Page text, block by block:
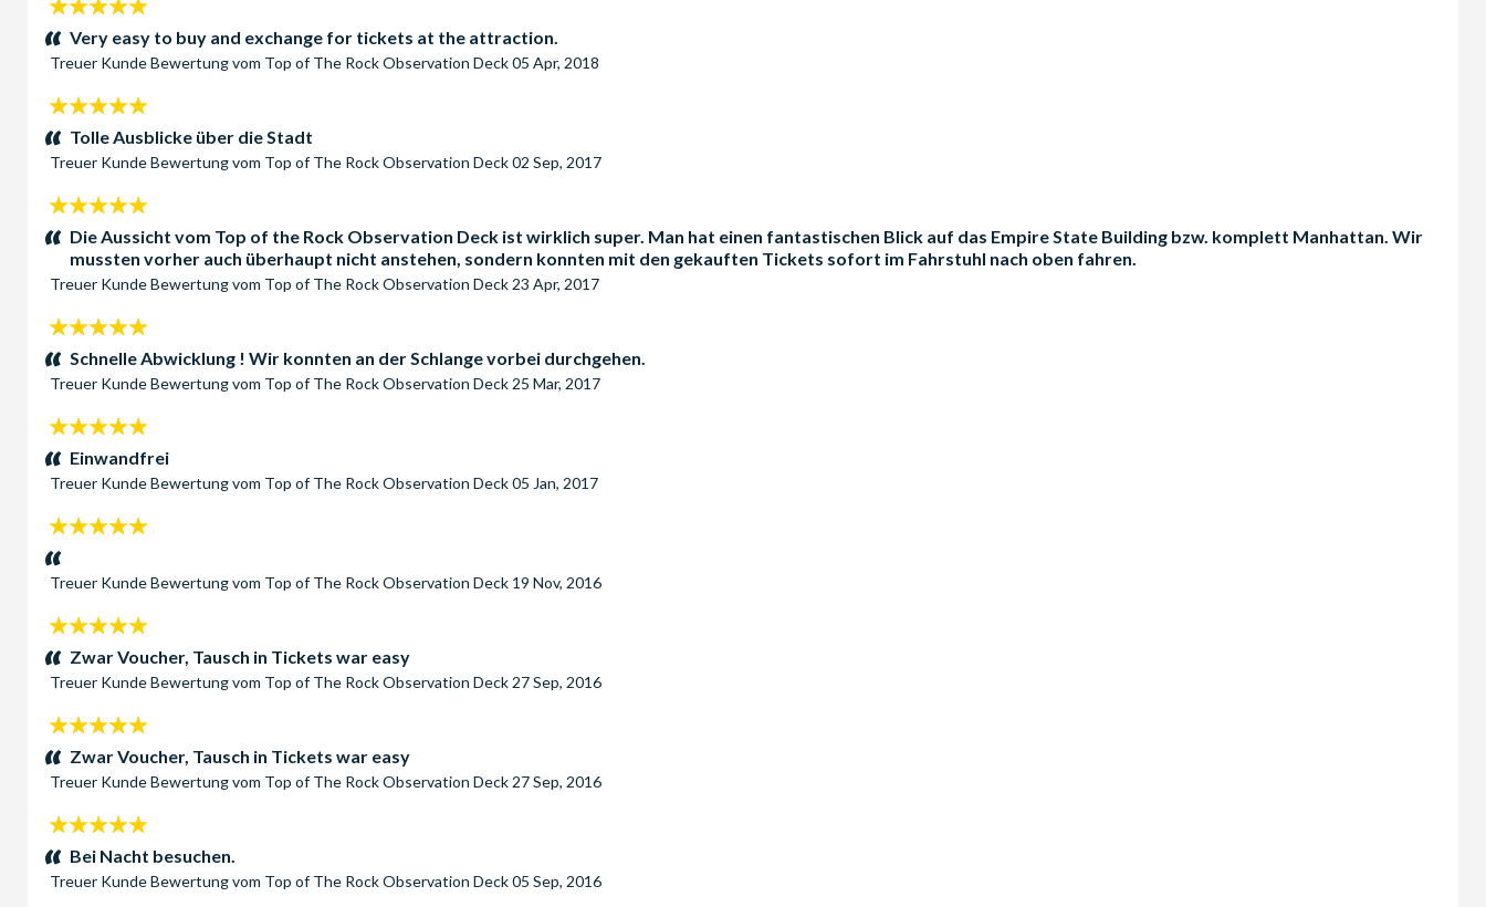
5
Sterne:Very easy to buy and exchange for tickets at the attraction.
Treuer KundeBewertung vom Top of The Rock Observation Deck05 Apr, 2018
5
Sterne:
Tolle Ausblicke über die Stadt
Treuer KundeBewertung vom Top of The Rock Observation Deck02 Sep, 2017
5
Sterne:Die Aussicht vom Top of the Rock Observation Deck ist wirklich super. Man hat einen fantastischen Blick auf das Empire State Building bzw. komplett Manhattan. Wir
mussten vorher auch überhaupt nicht anstehen, sondern konnten mit den gekauften Tickets sofort im Fahrstuhl nach oben fahren.
Treuer KundeBewertung vom Top of The Rock Observation Deck 23 Apr, 2017
5
Sterne:Schnelle Abwicklung ! Wir konnten an der Schlange vorbei durchgehen.
Treuer KundeBewertung vom Top of The Rock Observation Deck 25 Mar, 2017
5
Sterne:Einwandfrei
Treuer KundeBewertung vom Top of The Rock Observation Deck05 Jan, 2017
5
Sterne:
Treuer KundeBewertung vom Top of The Rock Observation Deck 19 Nov, 2016
5
Sterne:Zwar Voucher, Tausch in Tickets war easy
Treuer KundeBewertung vom Top of The Rock Observation Deck 27 Sep, 2016
5
Sterne:Zwar Voucher, Tausch in Tickets war easy
Treuer KundeBewertung vom Top of The Rock Observation Deck 27 Sep, 2016
5
Sterne:
Bei Nacht besuchen.
Treuer KundeBewertung vom Top of The Rock Observation Deck05 Sep, 2016